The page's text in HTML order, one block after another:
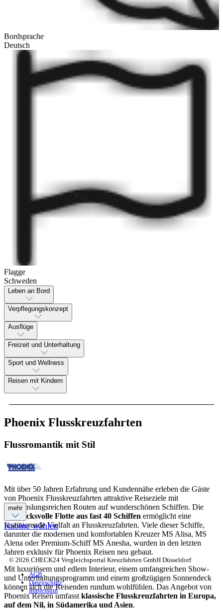
Bordsprache
Deutsch
Flagge
Schweden
Leben an Bord
Verpflegungskonzept
Ausflüge
Freizeit und Unterhaltung
Sport und Wellness
Reisen mit Kindern
Phoenix Flusskreuzfahrten
Flussromantik mit Stil
Mit über 50 Jahren Erfahrung und Kundennähe erleben die Gäste
von Phoenix Flusskreuzfahrten attraktive Reiseziele mit
abwechslungsreichen Routen auf wunderschönen Schiffen. Die
eindrucksvolle Flotte aus fast 40 Schiffen ermöglicht eine
faszinierende Vielfalt an Flusskreuzfahrten. Viele dieser Schiffe,
darunter die modernen und komfortablen Kreuzer MS Alisa, MS
Alena oder Premium-Schiff MS Anesha, wurden in den letzten
Jahren exklusiv für Phoenix Reisen neu gebaut.
Mit luxuriösem und edlem Interieur, einem umfangreichen Show-
und Unterhaltungsprogramm und einem großzügigen Sonnendeck
können sich die Reisenden rundum wohlfühlen. Das Angebot von
Phoenix Reisen umfasst klassische Flusskreuzfahrten in Europa,
auf dem Nil, in Südamerika und Asien.
mehr
Kabine wählen
© 2026 CHECK24 Vergleichsportal Kreuzfahrten GmbH Düsseldorf
AGB
Datenschutz
Impressum